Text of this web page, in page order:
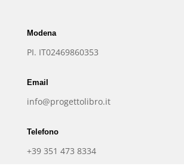
Modena
PI. IT02469860353
Email
info@progettolibro.it
Telefono
+39 351 473 8334